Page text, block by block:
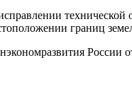
границ
России